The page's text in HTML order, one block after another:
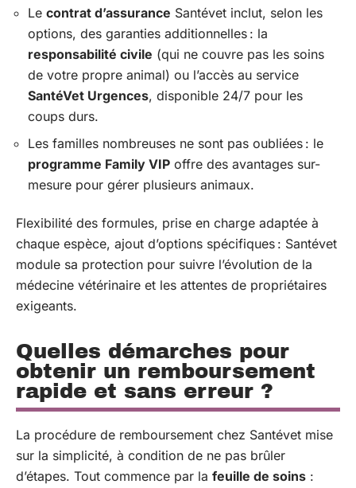
Le contrat d’assurance Santévet inclut, selon les
options, des garanties additionnelles : la
responsabilité civile (qui ne couvre pas les soins
de votre propre animal) ou l’accès au service
SantéVet Urgences, disponible 24/7 pour les
coups durs.
Les familles nombreuses ne sont pas oubliées : le
programme Family VIP offre des avantages sur-
mesure pour gérer plusieurs animaux.
Flexibilité des formules, prise en charge adaptée à
chaque espèce, ajout d’options spécifiques : Santévet
module sa protection pour suivre l’évolution de la
médecine vétérinaire et les attentes de propriétaires
exigeants.
Quelles démarches pour
obtenir un remboursement
rapide et sans erreur ?
La procédure de remboursement chez Santévet mise
sur la simplicité, à condition de ne pas brûler
d’étapes. Tout commence par la feuille de soins :